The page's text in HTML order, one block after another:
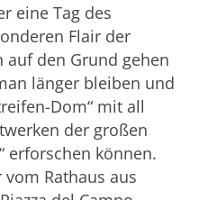
eine Tag des
Flair der
auf den Grund gehen
länger bleiben und
Dom“ mit all
der großen
erforschen können.
Rathaus aus